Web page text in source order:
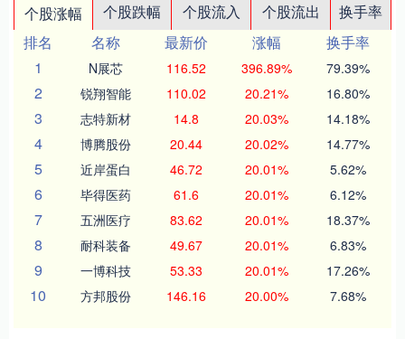
个股涨幅 个股跌幅 个股流入 个股流出
换手率
排名
名称 最新价 涨幅
换手率
1
N展芯 116.52 396.89% 79.39%
2 锐翔智能 110.02 20.21% 16.80%
3 志特新材 14.8 20.03% 14.18%
4 博腾股份 20.44 20.02% 14.77%
5 近岸蛋白 46.72 20.01% 5.62%
6 毕得医药 61.6 20.01% 6.12%
7 五洲医疗 83.62 20.01% 18.37%
8 耐科装备 49.67 20.01% 6.83%
9 一博科技 53.33 20.01% 17.26%
10 方邦股份 146.16 20.00% 7.68%